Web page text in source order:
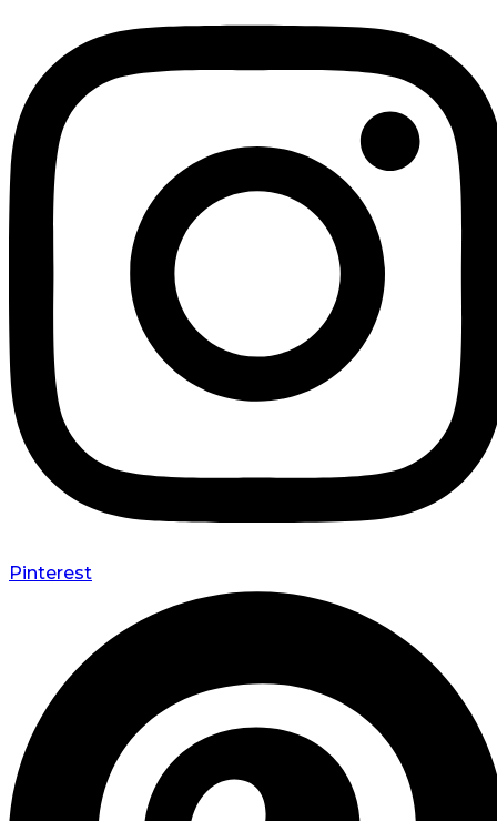
Pinterest